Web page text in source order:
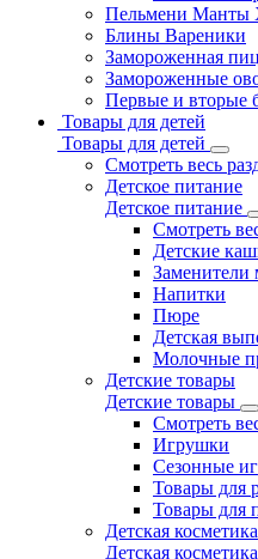
Пельмени Манты
Блины Вареники
Замороженная
Замороженные
Первые и вторые
Товары для детей
Товары для детей
Смотреть весь
Детское питание
Детское питание
Смотреть
Детские
Заменители
Напитки
Пюре
Детская
Молочные
Детские товары
Детские товары
Смотреть
Игрушки
Сезонные
Товары для
Товары для
Детская косметика
Детская косметика